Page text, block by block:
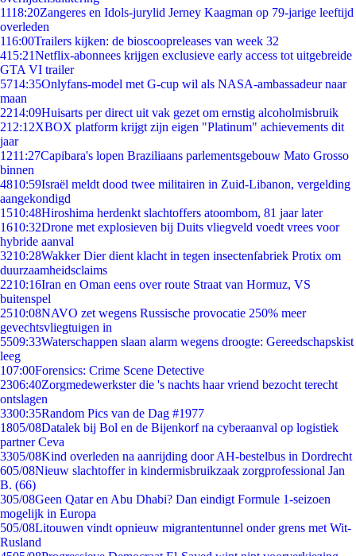
1118:20Zangeres en Idols-jurylid Jerney Kaagman op 79-jarige leeftijd
overleden
116:00Trailers kijken: de bioscoopreleases van week 32
415:21Netflix-abonnees krijgen exclusieve early access tot uitgebreide
GTA VI trailer
5714:35Onlyfans-model met G-cup wil als NASA-ambassadeur naar
maan
2214:09Huisarts per direct uit vak gezet om ernstig alcoholmisbruik
212:12XBOX platform krijgt zijn eigen "Platinum" achievements dit
jaar
1211:27Capibara's lopen Braziliaans parlementsgebouw Mato Grosso
binnen
4810:59Israël meldt dood twee militairen in Zuid-Libanon, vergelding
aangekondigd
1510:48Hiroshima herdenkt slachtoffers atoombom, 81 jaar later
1610:32Drone met explosieven bij Duits vliegveld voedt vrees voor
hybride aanval
3210:28Wakker Dier dient klacht in tegen insectenfabriek Protix om
duurzaamheidsclaims
2210:16Iran en Oman eens over route Straat van Hormuz, VS
buitenspel
2510:08NAVO zet wegens Russische provocatie 250% meer
gevechtsvliegtuigen in
5509:33Waterschappen slaan alarm wegens droogte: Gereedschapskist
leeg
107:00Forensics: Crime Scene Detective
2306:40Zorgmedewerkster die 's nachts haar vriend bezocht terecht
ontslagen
3300:35Random Pics van de Dag #1977
1805/08Datalek bij Bol en de Bijenkorf na cyberaanval op logistiek
partner Ceva
3305/08Kind overleden na aanrijding door AH-bestelbus in Dordrecht
605/08Nieuw slachtoffer in kindermisbruikzaak zorgprofessional Jan
B. (66)
305/08Geen Qatar en Abu Dhabi? Dan eindigt Formule 1-seizoen
mogelijk in Europa
505/08Litouwen vindt opnieuw migrantentunnel onder grens met Wit-
Rusland